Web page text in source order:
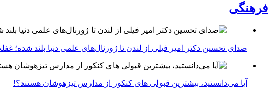
فرهنگی
صدای تحسین دکتر امیر فیلی از لندن تا ژورنال‌های علمی دنیا بلند شده؛
آیا می‌دانستید، بیشترین قبولی های کنکور از مدارس تیزهوشان هستند؟!